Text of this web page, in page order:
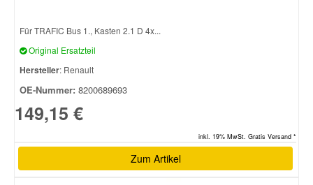
Für TRAFIC Bus 1., Kasten 2.1 D 4x...
Original Ersatzteil
Hersteller: Renault
OE-Nummer: 8200689693
149,15 €
inkl. 19% MwSt. Gratis Versand *
Zum Artikel